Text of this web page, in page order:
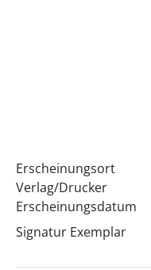
Erscheinungsort
Verlag/Drucker
Erscheinungsdatum
Signatur Exemplar